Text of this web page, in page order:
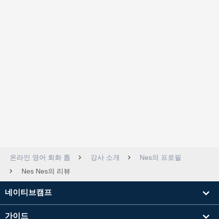
온라인 영어 회화 톱 강사 소개
Nes의 프로필
Nes Nes의 리뷰
네이티브캠프
가이드